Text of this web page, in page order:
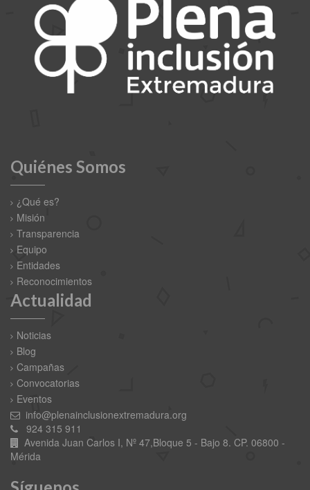
Quiénes Somos
¿Qué es?
Misión
Transparencia
Equipo
Entidades
Reconocimientos
Actualidad
Noticias
Blog
Campañas
Convocatorias
Eventos
info@plenainclusionextremadura.org
924 315 911
Avenida Juan Carlos I, Nº 47,Bloque 5 - Bajo 8. CP. 06800 -
Mérida